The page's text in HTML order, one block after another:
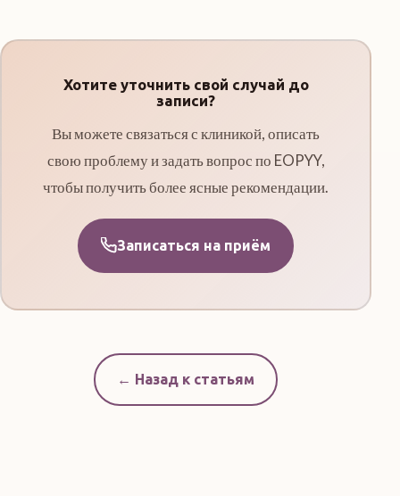
Хотите уточнить свой случай до
записи?
Вы можете связаться с клиникой, описать
свою проблему и задать вопрос по EOPYY,
чтобы получить более ясные рекомендации.
Записаться на приём
← Назад к статьям